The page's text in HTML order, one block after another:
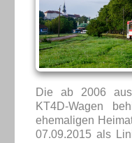
Die ab 2006 aus
KT4D-Wagen
ehemaligen
07.09.2015 als